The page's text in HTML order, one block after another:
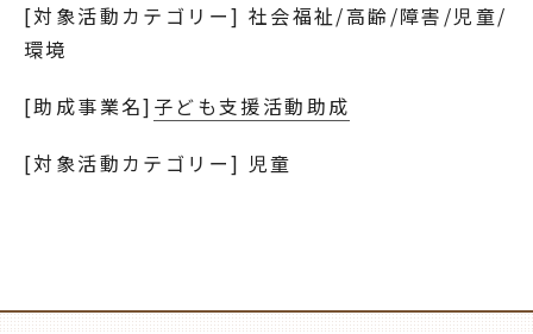
[対象活動カテゴリー] 社会福祉/高齢/障害/児童/
環境
[助成事業名] 子ども支援活動助成
[対象活動カテゴリー] 児童